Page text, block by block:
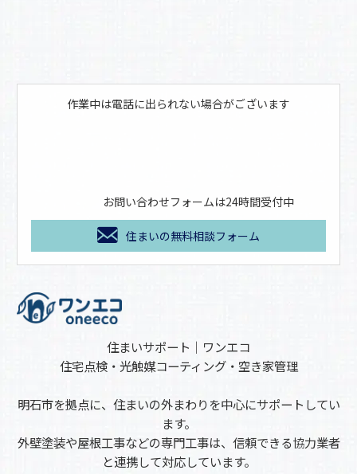
作業中は電話に出られない場合がございます
お問い合わせフォームは24時間受付中
住まいの無料相談フォーム
住まいサポート｜ワンエコ
住宅点検・光触媒コーティング・空き家管理
明石市を拠点に、住まいの外まわりを中心にサポートしてい
ます。
外壁塗装や屋根工事などの専門工事は、信頼できる協力業者
と連携して対応しています。